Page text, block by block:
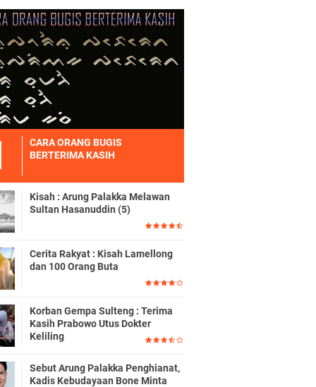
CARA ORANG BUGIS
BERTERIMA KASIH
Kisah : Arung Palakka Melawan
Sultan Hasanuddin (5)
Cerita Rakyat : Kisah Lamellong
dan 100 Orang Buta
Korban Gempa Sulteng : Terima
Kasih Prabowo Utus Dokter
Keliling
Sebut Arung Palakka Penghianat,
Kadis Kebudayaan Bone Minta